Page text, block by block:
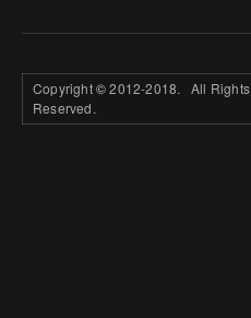
Copyright©2012-2018. All Rights
Reserved.